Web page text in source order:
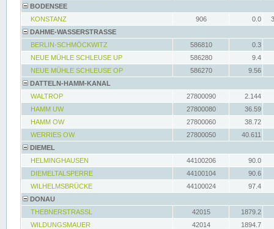
BODENSEE
KONSTANZ
906 0.0
DAHME-WASSERSTRASSE
BERLIN-SCHMÖCKWITZ
586810
0.3
NEUE MÜHLE SCHLEUSE UP
586280
9.4
NEUE MÜHLE SCHLEUSE OP
586270
9.56
DATTELN-HAMM-KANAL
WALTROP
27800090
2.144
HAMM UW
27800080
36.59
HAMM OW
27800060
38.72
WERRIES OW
27800050
40.611
DIEMEL
HELMINGHAUSEN
44100206
90.0
DIEMELTALSPERRE
44100104
90.6
WILHELMSBRÜCKE
44100024
97.4
DONAU
THEBNERSTRASSL
42015
1879.2
WILDUNGSMAUER
42014
1894.7